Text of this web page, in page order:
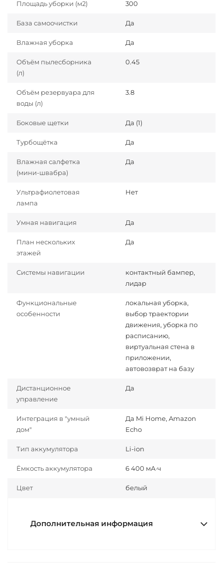
Площадь уборки (м2) 300
База самоочистки Да
Влажная уборка Да
Объём пылесборника
(л)
0.45
Объём резервуара для
воды (л)
3.8
Боковые щетки Да (1)
Турбощётка Да
Влажная салфетка
(мини-швабра)
Да
Ультрафиолетовая
лампа
Нет
Умная навигация Да
План нескольких
этажей
Да
Системы навигации
контактный бампер,
лидар
Функциональные
особенности
локальная уборка,
выбор траектории
движения, уборка по
расписанию,
виртуальная стена в
приложении,
автовозврат на базу
Дистанционное
управление
Да
Интеграция в "умный
дом"
Да Mi Home, Amazon
Echo
Тип аккумулятора Li-ion
Ёмкость аккумулятора 6 400 мА·ч
Цвет белый
Дополнительная информация